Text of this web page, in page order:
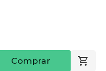
Comprar